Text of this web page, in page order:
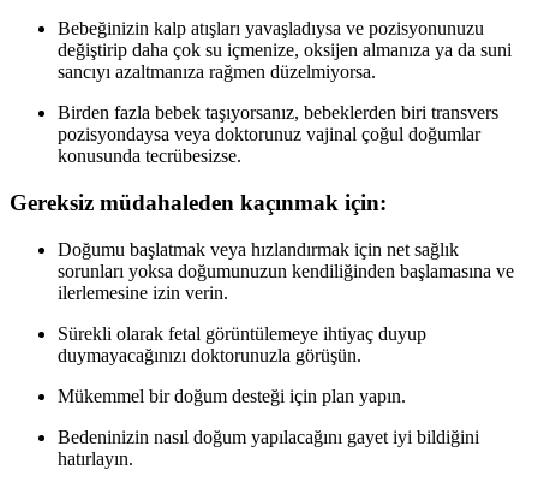
Bebeğinizin kalp atışları yavaşladıysa ve pozisyonunuzu
değiştirip daha çok su içmenize, oksijen almanıza ya da suni
sancıyı azaltmanıza rağmen düzelmiyorsa.
Birden fazla bebek taşıyorsanız, bebeklerden biri transvers
pozisyondaysa veya doktorunuz vajinal çoğul doğumlar
konusunda tecrübesizse.
Gereksiz müdahaleden kaçınmak için:
Doğumu başlatmak veya hızlandırmak için net sağlık
sorunları yoksa doğumunuzun kendiliğinden başlamasına ve
ilerlemesine izin verin.
Sürekli olarak fetal görüntülemeye ihtiyaç duyup
duymayacağınızı doktorunuzla görüşün.
Mükemmel bir doğum desteği için plan yapın.
Bedeninizin nasıl doğum yapılacağını gayet iyi bildiğini
hatırlayın.